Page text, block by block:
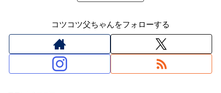
コツコツ父ちゃんをフォローする